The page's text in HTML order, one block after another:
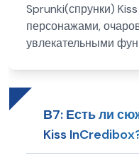
Sprunki(спрунки)
персонажами,
увлекательными
В7: Есть ли
Kiss